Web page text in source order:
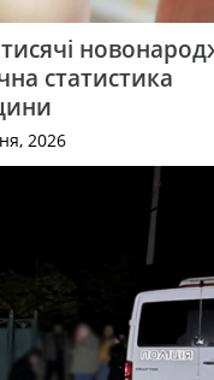
статистика
2026